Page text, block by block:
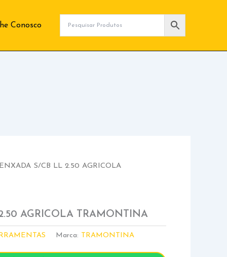
Conosco
S/CB LL 2.50 AGRICOLA
AGRICOLA TRAMONTINA
Marca: TRAMONTINA